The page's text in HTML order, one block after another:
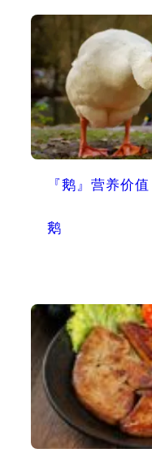
『鹅』营养价
鹅